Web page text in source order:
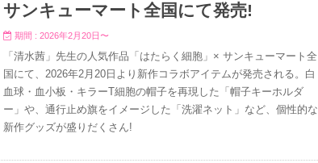
サンキューマート全国にて発売!
期間 : 2026年2月20日〜
「清水茜」先生の人気作品「はたらく細胞」× サンキューマート全
国にて、2026年2月20日より新作コラボアイテムが発売される。白
血球・血小板・キラーT細胞の帽子を再現した「帽子キーホルダ
ー」や、通行止め旗をイメージした「洗濯ネット」など、個性的な
新作グッズが盛りだくさん!